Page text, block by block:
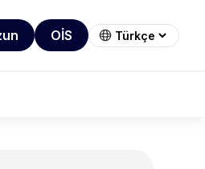
OİS